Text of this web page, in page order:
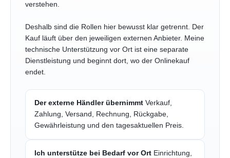
verstehen.
Deshalb sind die Rollen hier bewusst klar getrennt. Der
Kauf läuft über den jeweiligen externen Anbieter. Meine
technische Unterstützung vor Ort ist eine separate
Dienstleistung und beginnt dort, wo der Onlinekauf
endet.
Der externe Händler übernimmt Verkauf,
Zahlung, Versand, Rechnung, Rückgabe,
Gewährleistung und den tagesaktuellen Preis.
Ich unterstütze bei Bedarf vor Ort Einrichtung,